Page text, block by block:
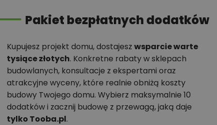
Pakiet bezpłatnych dodatków
Kupujesz projekt domu, dostajesz wsparcie warte
tysiące złotych. Konkretne rabaty w sklepach
budowlanych, konsultacje z ekspertami oraz
atrakcyjne wyceny, które realnie obniżą koszty
budowy Twojego domu. Wybierz maksymalnie 10
dodatków i zacznij budowę z przewagą, jaką daje
tylko Tooba.pl.